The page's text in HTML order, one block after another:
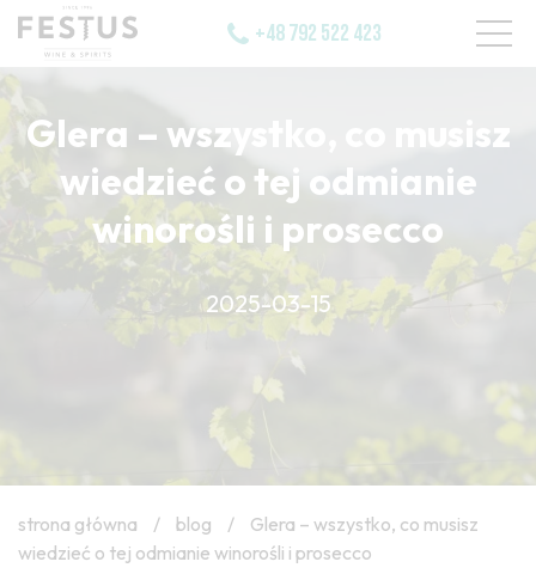
+48 792 522 423
Glera – wszystko, co musisz
wiedzieć o tej odmianie
winorośli i prosecco
2025-03-15
strona główna / blog /
Glera – wszystko, co musisz
wiedzieć o tej odmianie winorośli i prosecco